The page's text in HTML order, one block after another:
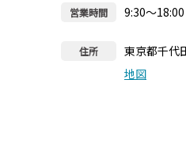
営業時間 9:30～
住所
東京都千代
地図